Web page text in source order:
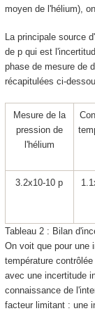
moyen de l'hélium),
La principale source
de pqui est
phase de mesure de
récapitulées ci-
Mesure de la
pression de
l'hélium
3.2x10-10 p
Tableau 2 : Bilan
On voit que pour une
température
avec une incertitude
connaissance de
facteur limitant : une